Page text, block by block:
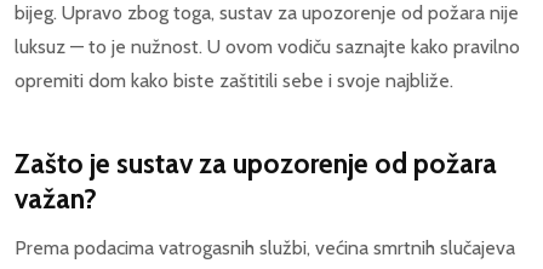
bijeg. Upravo zbog toga, sustav za upozorenje od požara nije
luksuz — to je nužnost. U ovom vodiču saznajte kako pravilno
opremiti dom kako biste zaštitili sebe i svoje najbliže.
Zašto je sustav za upozorenje od požara
važan?
Prema podacima vatrogasnih službi, većina smrtnih slučajeva